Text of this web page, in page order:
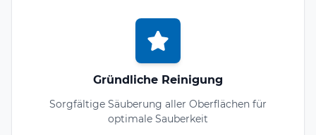
Gründliche Reinigung
Sorgfältige Säuberung aller Oberflächen für
optimale Sauberkeit